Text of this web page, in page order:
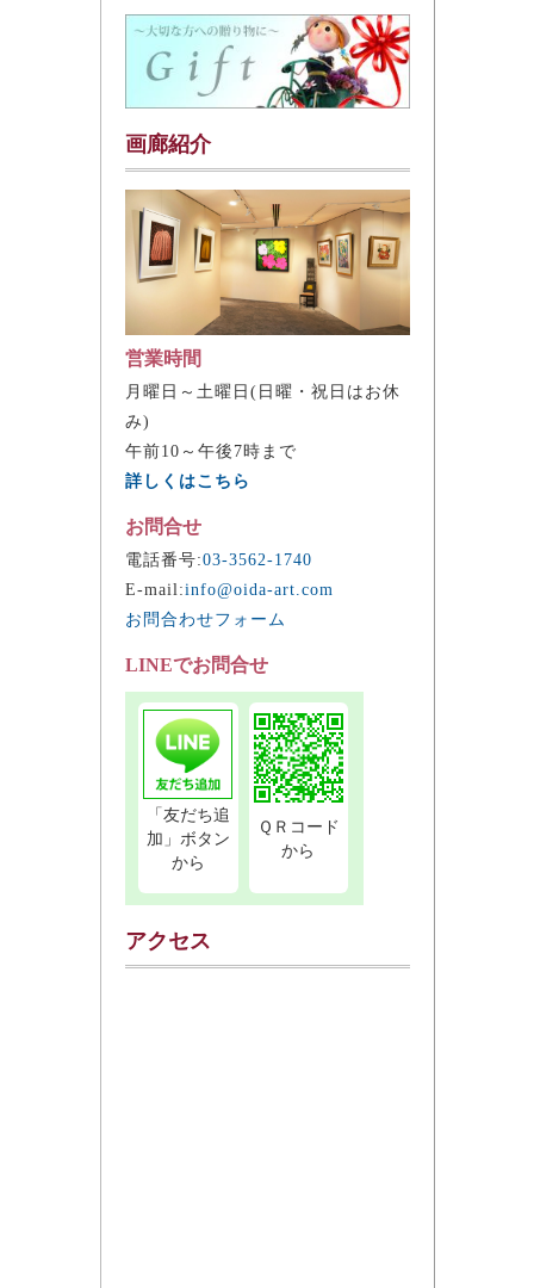
画廊紹介
営業時間
月曜日～土曜日(日曜・祝日はお休
み)
午前10～午後7時まで
詳しくはこちら
お問合せ
電話番号:03-3562-1740
E-mail:info@oida-art.com
お問合わせフォーム
LINEでお問合せ
「友だち追
加」ボタン
から
ＱＲコード
から
アクセス